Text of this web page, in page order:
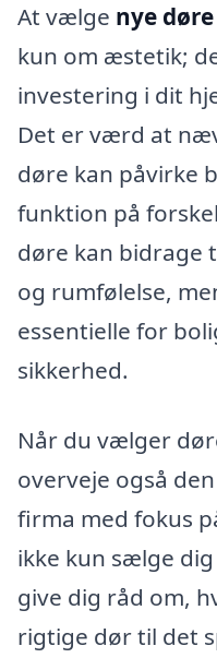
At vælge nye
kun om æstetik;
investering i dit
Det er værd at
døre kan påvirke
funktion på
døre kan bidrage
og rumfølelse,
essentielle for
sikkerhed.
Når du vælger
overveje også
firma med fokus
ikke kun sælge
give dig råd om,
rigtige dør til det